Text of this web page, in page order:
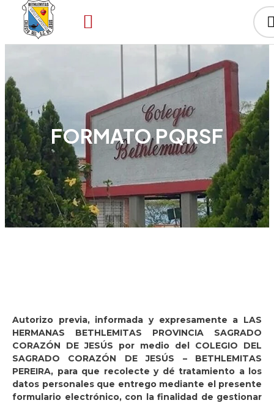
FORMATO PQRSF
Autorizo previa, informada y expresamente a LAS
HERMANAS BETHLEMITAS PROVINCIA SAGRADO
CORAZÓN DE JESÚS por medio del COLEGIO DEL
SAGRADO CORAZÓN DE JESÚS – BETHLEMITAS
PEREIRA, para que recolecte y dé tratamiento a los
datos personales que entrego mediante el presente
formulario electrónico, con la finalidad de gestionar